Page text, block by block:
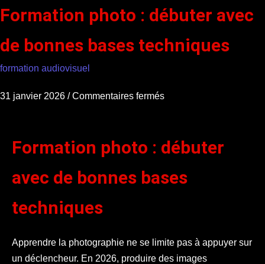
Formation photo : débuter avec
de bonnes bases techniques
formation audiovisuel
31 janvier 2026 / Commentaires fermés
Formation photo : débuter
avec de bonnes bases
techniques
Apprendre la photographie ne se limite pas à appuyer sur
un déclencheur. En 2026, produire des images